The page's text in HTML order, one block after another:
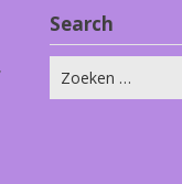
Search
naar: